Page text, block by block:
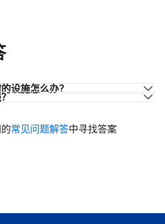
设施怎么办？
常见问题解答中寻找答案